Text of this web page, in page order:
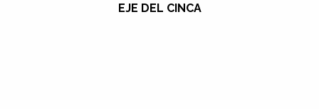
EJE DEL CINCA